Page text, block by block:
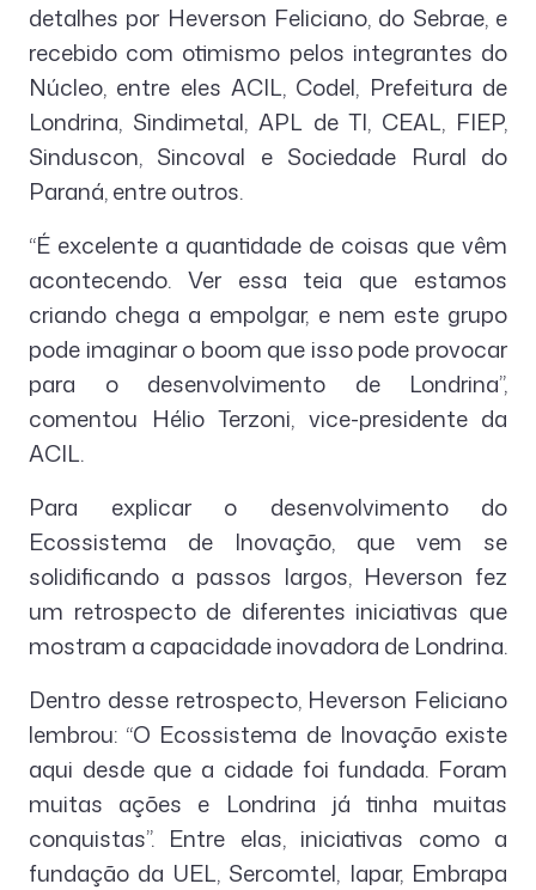
detalhes por Heverson Feliciano, do Sebrae, e
recebido com otimismo pelos integrantes do
Núcleo, entre eles ACIL, Codel, Prefeitura de
Londrina, Sindimetal, APL de TI, CEAL, FIEP,
Sinduscon, Sincoval e Sociedade Rural do
Paraná, entre outros.
“É excelente a quantidade de coisas que vêm
acontecendo. Ver essa teia que estamos
criando chega a empolgar, e nem este grupo
pode imaginar o boom que isso pode provocar
para o desenvolvimento de Londrina”,
comentou Hélio Terzoni, vice-presidente da
ACIL.
Para explicar o desenvolvimento do
Ecossistema de Inovação, que vem se
solidificando a passos largos, Heverson fez
um retrospecto de diferentes iniciativas que
mostram a capacidade inovadora de Londrina.
Dentro desse retrospecto, Heverson Feliciano
lembrou: “O Ecossistema de Inovação existe
aqui desde que a cidade foi fundada. Foram
muitas ações e Londrina já tinha muitas
conquistas”. Entre elas, iniciativas como a
fundação da UEL, Sercomtel, Iapar, Embrapa